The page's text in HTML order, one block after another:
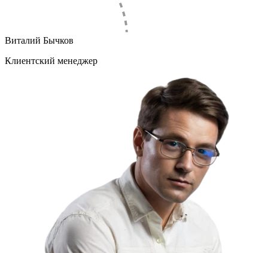
Виталий Бычков
Клиентский менеджер